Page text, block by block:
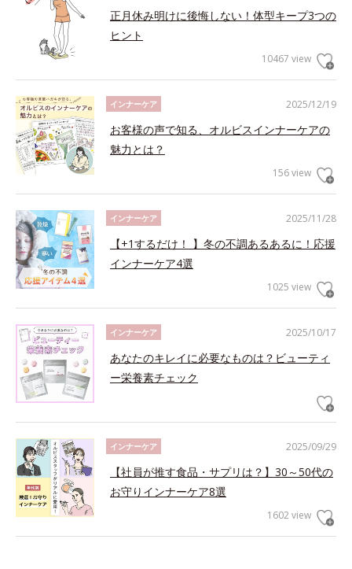
正月休み明けに後悔しない！体型キープ3つの
ヒント
10467 view
2025/12/19
インナーケア
お客様の声で知る、オルビスインナーケアの
魅力とは？
156 view
2025/11/28
インナーケア
【+1するだけ！ 】冬の不調あるあるに！応援
インナーケア4選
1025 view
2025/10/17
インナーケア
あなたのキレイに必要なものは？ビューティ
ー栄養素チェック
2025/09/29
インナーケア
【社員が推す食品・サプリは？】30～50代の
お守りインナーケア8選
1602 view